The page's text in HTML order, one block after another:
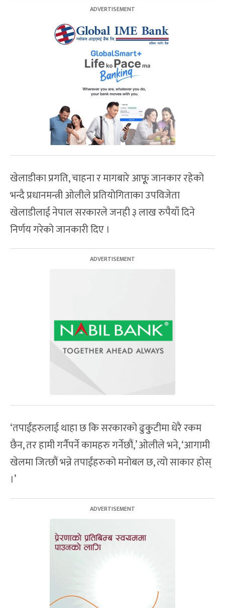
खेलाडीका प्रगति, चाहना र मागबारे आफूू जानकार रहेको
भन्दै प्रधानमन्त्री ओलीले प्रतियोगिताका उपविजेता
खेलाडीलाई नेपाल सरकारले जनही ३ लाख रुपैयाँ दिने
निर्णय गरेको जानकारी दिए ।
‘तपाईंहरुलाई थाहा छ कि सरकारको ढुकुुटीमा धेरै रकम
छैन, तर हामी गर्नैपर्ने कामहरु गर्नेछौं,’ ओलीले भने, ‘आगामी
खेलमा जित्छौं भन्ने तपाईंहरुको मनोबल छ, त्यो साकार होस्
।’